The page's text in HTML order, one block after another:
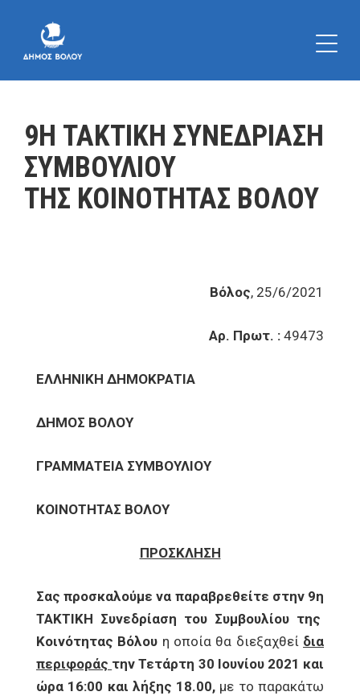
9Η ΤΑΚΤΙΚΗ ΣΥΝΕΔΡΙΑΣΗ
ΣΥΜΒΟΥΛΙΟΥ
ΤΗΣ ΚΟΙΝΟΤΗΤΑΣ ΒΟΛΟΥ
Βόλος, 25/6/2021
Αρ. Πρωτ. : 49473
ΕΛΛΗΝΙΚΗ ΔΗΜΟΚΡΑΤΙΑ
ΔΗΜΟΣ ΒΟΛΟΥ
ΓΡΑΜΜΑΤΕΙΑ ΣΥΜΒΟΥΛΙΟΥ
ΚΟΙΝΟΤΗΤΑΣ ΒΟΛΟΥ
ΠΡΟΣΚΛΗΣΗ
Σας προσκαλούμε να παραβρεθείτε στην 9η
ΤΑΚΤΙΚΗ Συνεδρίαση του Συμβουλίου της
Κοινότητας Βόλου η οποία θα διεξαχθεί δια
περιφοράς την Τετάρτη 30 Ιουνίου 2021 και
ώρα 16:00 και λήξης 18.00, με το παρακάτω